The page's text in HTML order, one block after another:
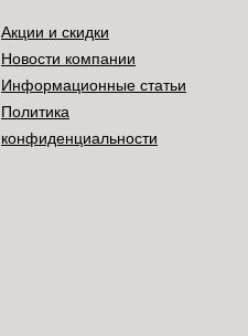
Акции и скидки
Новости компании
Информационные статьи
Политика
конфиденциальности